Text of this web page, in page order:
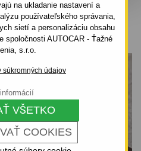
na ukladanie nastavení a
používateľského správania,
sietí a personalizáciu obsahu
spoločnosti AUTOCAR - Ťažné
s.r.o.
súkromných údajov
COOKIES
VŠETKO
NISSAN NP300 -
SYSTÉM - OD